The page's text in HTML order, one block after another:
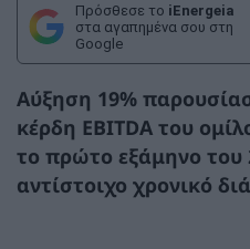
Πρόσθεσε το iEnergeia
στα αγαπημένα σου στη
Google
Αύξηση 19%
κέρδη EBITDA του
το πρώτο εξάμηνο του
αντίστοιχο χρονικό